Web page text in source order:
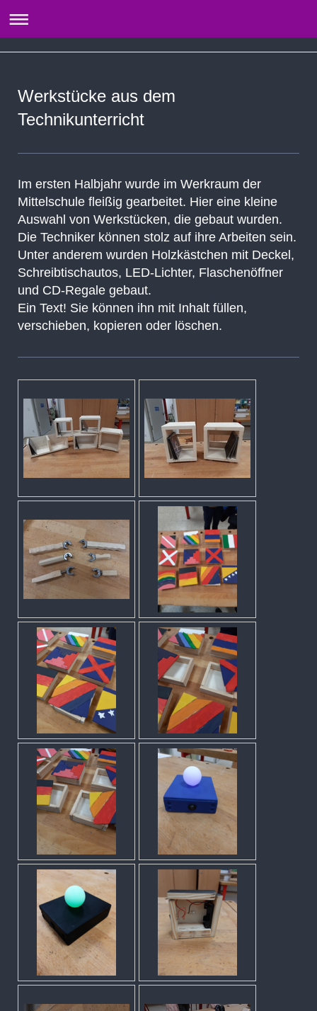
Werkstücke aus dem
Technikunterricht
Im ersten Halbjahr wurde im Werkraum der
Mittelschule fleißig gearbeitet. Hier eine kleine
Auswahl von Werkstücken, die gebaut wurden.
Die Techniker können stolz auf ihre Arbeiten sein.
Unter anderem wurden Holzkästchen mit Deckel,
Schreibtischautos, LED-Lichter, Flaschenöffner
und CD-Regale gebaut.
Ein Text! Sie können ihn mit Inhalt füllen,
verschieben, kopieren oder löschen.